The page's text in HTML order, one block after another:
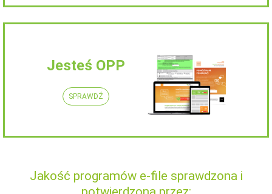
Jesteś OPP
SPRAWDŹ
Jakość programów e-file sprawdzona i